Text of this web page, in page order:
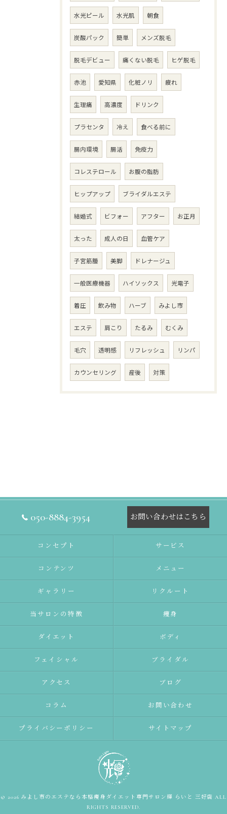
水光ピール 水光肌 朝食
炭酸パック 簡単 メンズ脱毛
脱毛デビュー 痛くない脱毛 ヒゲ脱毛
赤池 愛知県 化粧ノリ 疲れ
生理痛 高濃度 ドリンク
プラセンタ 冷え 食べる前に
腸内環境 腸活 免疫力
コレステロール お腹の脂肪
ヒップアップ ブライダルエステ
結婚式 ビフォー アフター お正月
太った 成人の日 血管ケア
子宮筋腫 美脚 ドレナージュ
一般医療機器 ハイソックス 光電子
着圧 飲み物 ハーブ みよし市
エステ 肩こり たるみ むくみ
毛穴 透明感 リフレッシュ リンパ
カウンセリング 産後 対策
050-8884-3954 お問い合わせはこちら
コンセプト サービス
コンテンツ メニュー
ギャラリー リクルート
当サロンの特徴 痩身
ダイエット ボディ
フェイシャル ブライダル
アクセス ブログ
コラム お問い合わせ
プライバシーポリシー サイトマップ
© 2026 みよし市のエステなら本格痩身ダイエット専門サロン輝 らいと 三好店 ALL
RIGHTS RESERVED.